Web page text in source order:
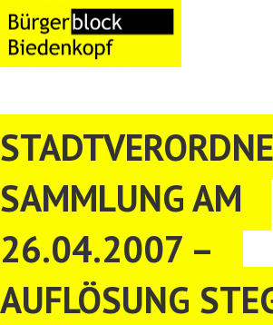
SAMMLUNG AM
26.04.2007 –
AUFLÖSUNG